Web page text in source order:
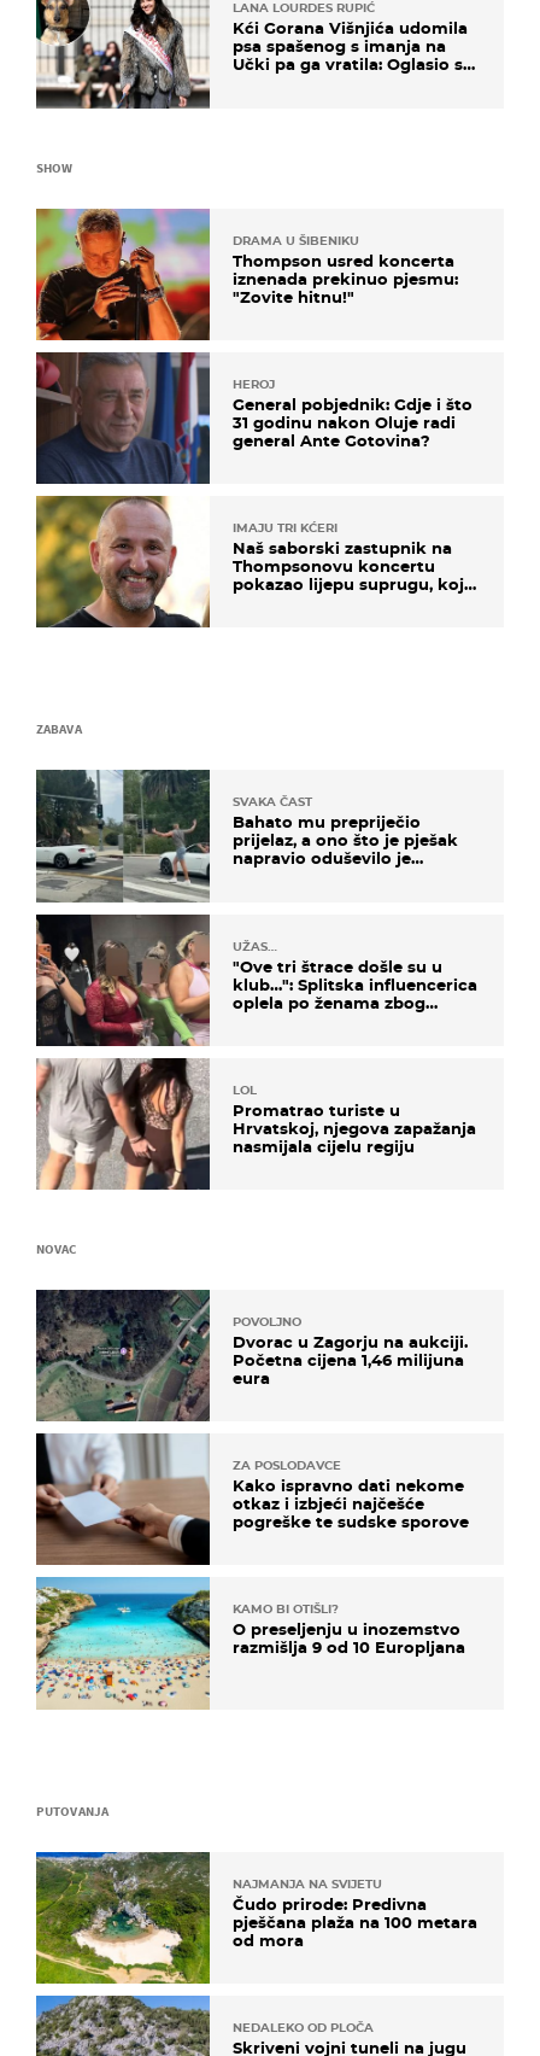
LANA LOURDES RUPIĆ
Kći Gorana Višnjića udomila
psa spašenog s imanja na
Učki pa ga vratila: Oglasio se
SHOW
DRAMA U ŠIBENIKU
Thompson usred koncerta
iznenada prekinuo pjesmu:
"Zovite hitnu!"
HEROJ
General pobjednik: Gdje i što
31 godinu nakon Oluje radi
general Ante Gotovina?
IMAJU TRI KĆERI
Naš saborski zastupnik na
Thompsonovu koncertu
pokazao lijepu suprugu, koja
ZABAVA
SVAKA ČAST
Bahato mu prepriječio
prijelaz, a ono što je pješak
napravio oduševilo je
UŽAS…
"Ove tri štrace došle su u
klub…": Splitska influencerica
oplela po ženama zbog
LOL
Promatrao turiste u
Hrvatskoj, njegova zapažanja
nasmijala cijelu regiju
PUTOVANJA
NAJMANJA NA SVIJETU
Čudo prirode: Predivna
pješčana plaža na 100 metara
od mora
NEDALEKO OD PLOČA
Skriveni vojni tuneli na jugu
NOVAC
POVOLJNO
Dvorac u Zagorju na aukciji.
Početna cijena 1,46 milijuna
eura
ZA POSLODAVCE
Kako ispravno dati nekome
otkaz i izbjeći najčešće
pogreške te sudske sporove
KAMO BI OTIŠLI?
O preseljenju u inozemstvo
razmišlja 9 od 10 Europljana